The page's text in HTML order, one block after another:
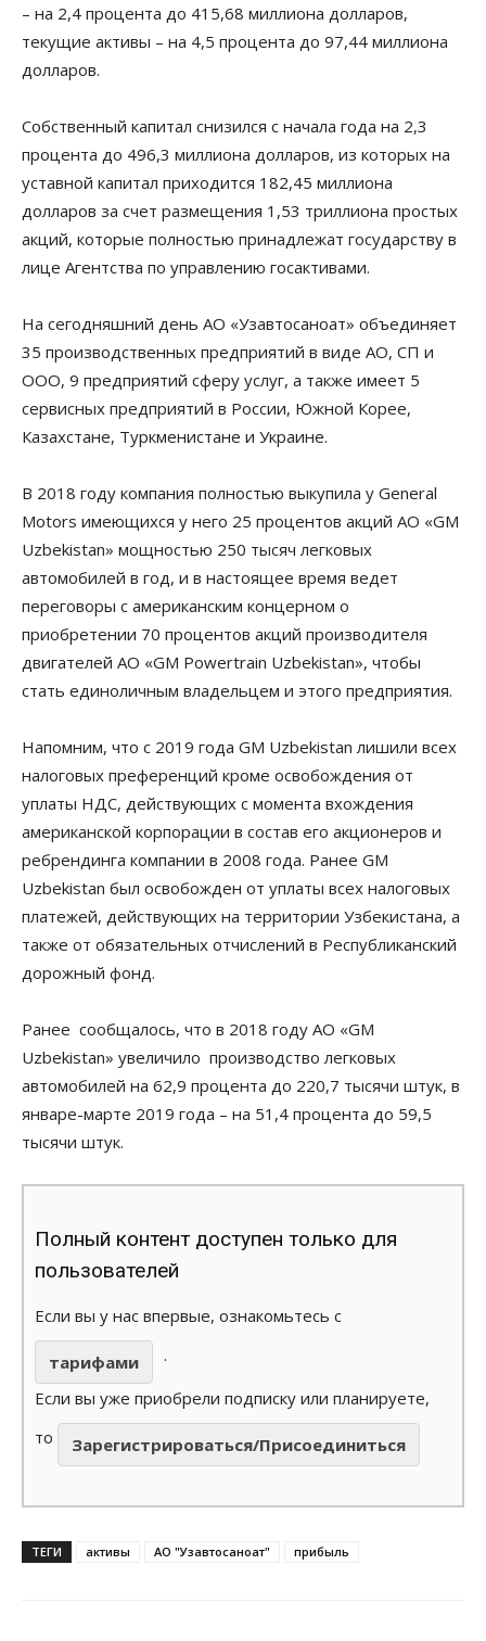
– на 2,4 процента до 415,68 миллиона долларов,
текущие активы – на 4,5 процента до 97,44 миллиона
долларов.
Собственный капитал снизился с начала года на 2,3
процента до 496,3 миллиона долларов, из которых на
уставной капитал приходится 182,45 миллиона
долларов за счет размещения 1,53 триллиона простых
акций, которые полностью принадлежат государству в
лице Агентства по управлению госактивами.
На сегодняшний день АО «Узавтосаноат» объединяет
35 производственных предприятий в виде АО, СП и
ООО, 9 предприятий сферу услуг, а также имеет 5
сервисных предприятий в России, Южной Корее,
Казахстане, Туркменистане и Украине.
В 2018 году компания полностью выкупила у General
Motors имеющихся у него 25 процентов акций АО «GM
Uzbekistan» мощностью 250 тысяч легковых
автомобилей в год, и в настоящее время ведет
переговоры с американским концерном о
приобретении 70 процентов акций производителя
двигателей АО «GM Powertrain Uzbekistan», чтобы
стать единоличным владельцем и этого предприятия.
Напомним, что с 2019 года GM Uzbekistan лишили всех
налоговых преференций кроме освобождения от
уплаты НДС, действующих с момента вхождения
американской корпорации в состав его акционеров и
ребрендинга компании в 2008 года. Ранее GM
Uzbekistan был освобожден от уплаты всех налоговых
платежей, действующих на территории Узбекистана, а
также от обязательных отчислений в Республиканский
дорожный фонд.
Ранее сообщалось, что в 2018 году АО «GM
Uzbekistan» увеличило производство легковых
автомобилей на 62,9 процента до 220,7 тысячи штук, в
январе-марте 2019 года – на 51,4 процента до 59,5
тысячи штук.
Полный контент доступен только для
пользователей
Если вы у нас впервые, ознакомьтесь с
тарифами
.
Если вы уже приобрели подписку или планируете,
то
Зарегистрироваться/Присоединиться
ТЕГИ активы АО "Узавтосаноат" прибыль